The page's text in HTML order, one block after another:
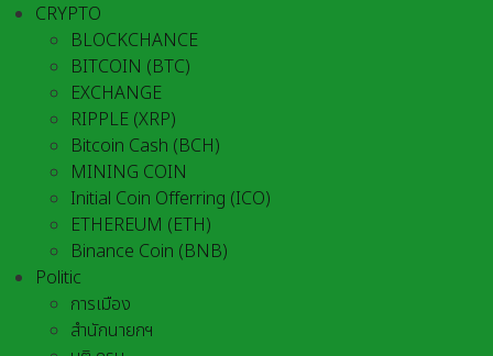
CRYPTO
BLOCKCHANCE
BITCOIN (BTC)
EXCHANGE
RIPPLE (XRP)
Bitcoin Cash (BCH)
MINING COIN
Initial Coin Offerring (ICO)
ETHEREUM (ETH)
Binance Coin (BNB)
Politic
การเมือง
สำนักนายกฯ